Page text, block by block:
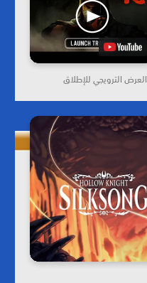
العرض الترويجي للإطلاق